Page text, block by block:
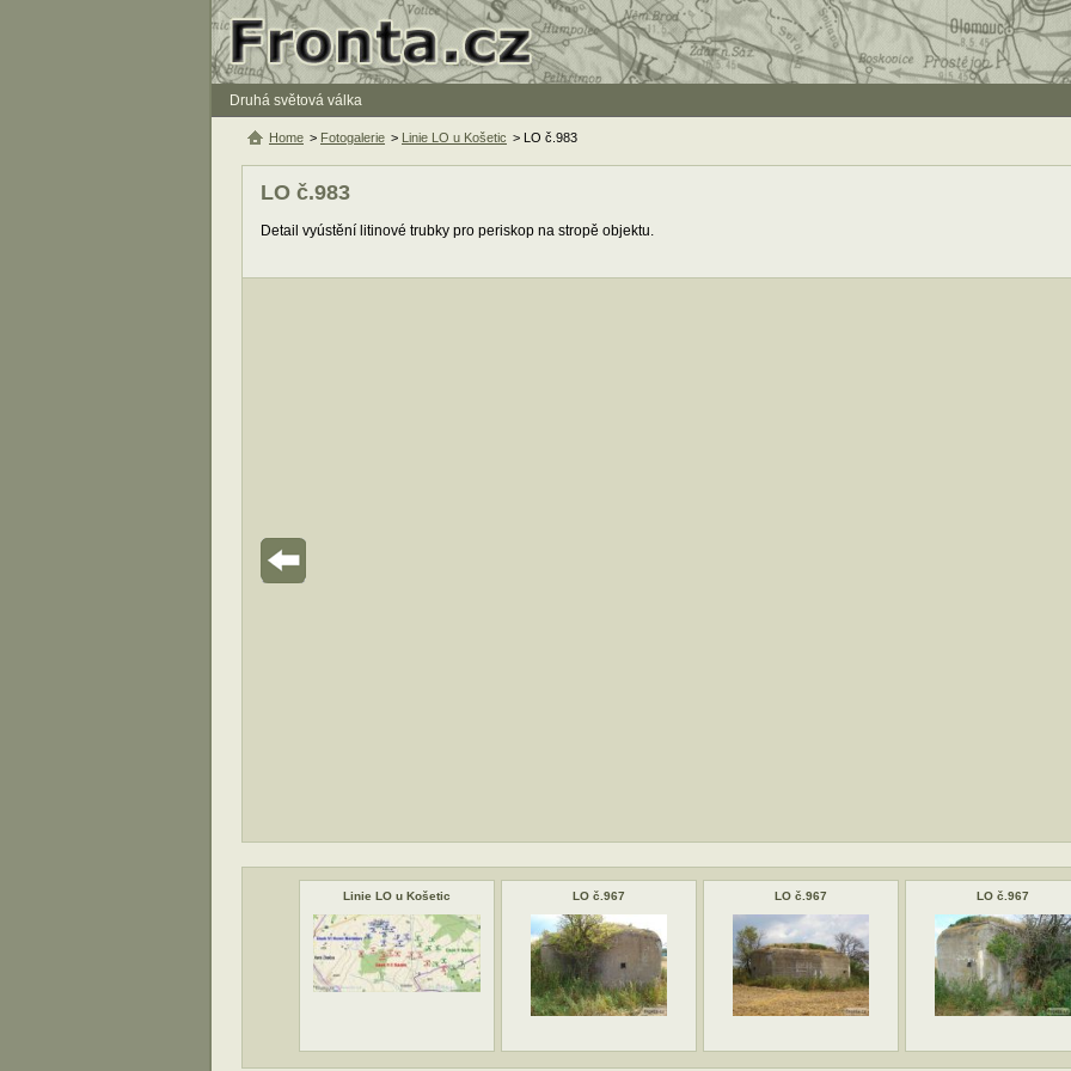
Druhá světová válka
LO č.983
Detail vyústění litinové trubky pro periskop na stropě objektu.
Linie LO u Košetic LO č.967 LO č.967 LO č.967
Home > Fotogalerie > Linie LO u Košetic > LO č.983